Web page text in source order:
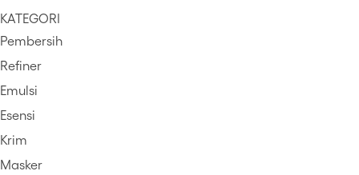
KATEGORI
Pembersih
Refiner
Emulsi
Esensi
Krim
Masker